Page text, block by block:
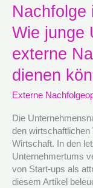
Nachfolge
Wie junge
externe
dienen
Externe
Die
den wirtschaftlichen
Wirtschaft. In den
Unternehmertums
von Start-ups als
diesem Artikel
Nachfolge
in
der
up-
Welt:
Wie
junge
als
externe
Nachfolgeoptionen
dienen
können